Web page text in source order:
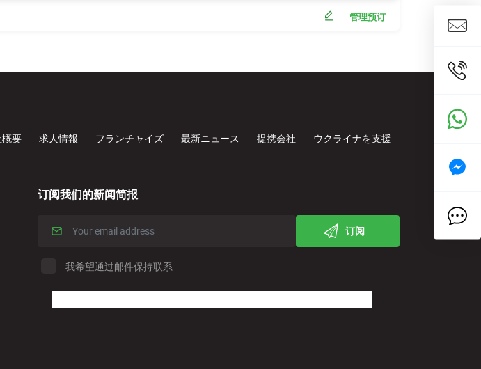
管理预订
要 求人情報 フランチャイズ 最新ニュース 提携会社 ウクライナを支援
订阅我们的新闻简报
订阅
我希望通过邮件保持联系